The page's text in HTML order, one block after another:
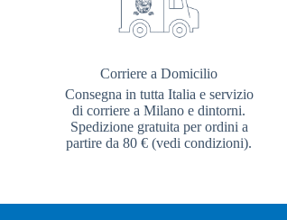
Corriere a Domicilio
Consegna in tutta Italia e servizio
di corriere a Milano e dintorni.
Spedizione gratuita per ordini a
partire da 80 € (vedi condizioni).